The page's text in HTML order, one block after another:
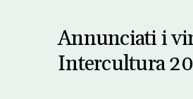
Annunciati i
Intercultura